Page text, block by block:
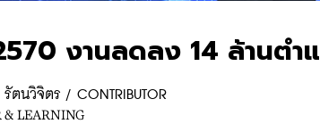
งานลดลง 14 ล้านตำ
ตนวิจิตร / CONTRIBUTOR
& LEARNING